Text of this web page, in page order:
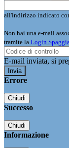
all'indirizzo indicato
Non hai una e-mail
tramite la Login
E-mail inviata, si
Errore
Chiudi
Successo
Chiudi
Informazione